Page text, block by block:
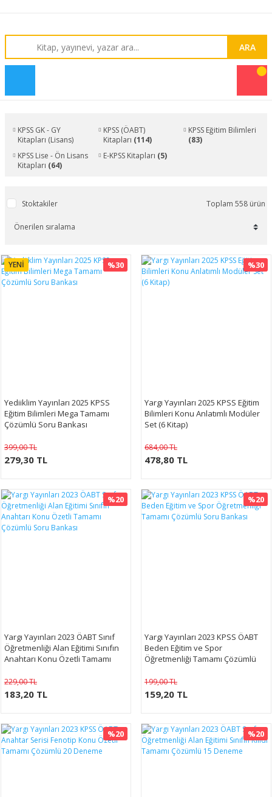
ARA
KPSS GK - GY
Kitapları (Lisans)
KPSS (ÖABT)
Kitapları (114)
KPSS Eğitim Bilimleri
(83)
KPSS Lise - Ön Lisans
Kitapları (64)
E-KPSS Kitapları (5)
Stoktakiler Toplam 558 ürün
%30
YENİ
Yediiklim Yayınları 2025 KPSS
Eğitim Bilimleri Mega Tamamı
Çözümlü Soru Bankası
399,00 TL
279,30 TL
%30
Yargı Yayınları 2025 KPSS Eğitim
Bilimleri Konu Anlatımlı Modüler
Set (6 Kitap)
684,00 TL
478,80 TL
%20
Yargı Yayınları 2023 ÖABT Sınıf
Öğretmenliği Alan Eğitimi Sınıfın
Anahtarı Konu Özetli Tamamı
229,00 TL
183,20 TL
%20
Yargı Yayınları 2023 KPSS ÖABT
Beden Eğitim ve Spor
Öğretmenliği Tamamı Çözümlü
199,00 TL
159,20 TL
%20 %20